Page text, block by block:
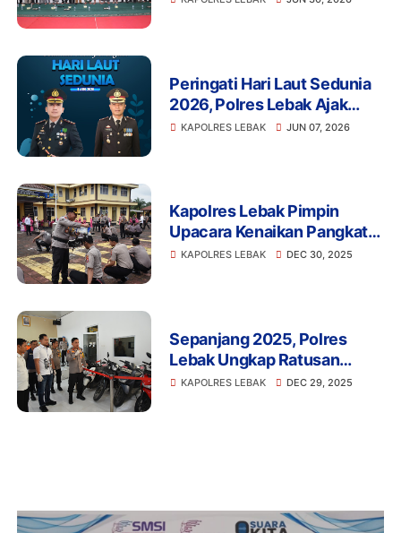
Peringati Hari Laut Sedunia
2026, Polres Lebak Ajak
Masyarakat Jaga Kelestarian
KAPOLRES LEBAK JUN 07, 2026
Kapolres Lebak Pimpin
Upacara Kenaikan Pangkat
Personel Polres Lebak
KAPOLRES LEBAK DEC 30, 2025
Sepanjang 2025, Polres
Lebak Ungkap Ratusan
Kasus dan Hadirkan Inovasi
KAPOLRES LEBAK DEC 29, 2025